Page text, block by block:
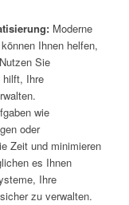
Moderne
Ihnen helfen,
Sie
hilft, Ihre
wie
oder
Zeit und minimieren
es Ihnen
Ihre
zu verwalten.